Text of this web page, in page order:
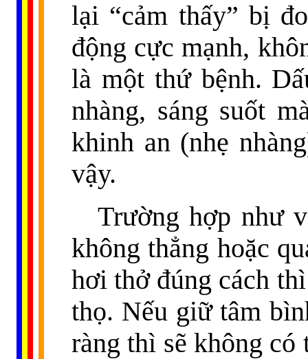
lại “cảm thấy” bị
động cực mạnh,
là một thứ bệnh.
nhàng, sáng suốt
khinh an (nhẹ
vậy.
Trường hợp như
không thẳng hoặc
hơi thở đúng cách
thọ. Nếu giữ tâm
ràng thì sẽ không